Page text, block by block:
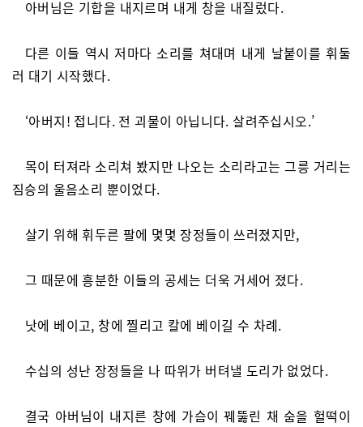
아버님은 기합을 내지르며 내게 창을 내질렀다.
다른 이들 역시 저마다 소리를 쳐대며 내게 날붙이를 휘둘
러 대기 시작했다.
‘아버지! 접니다. 전 괴물이 아닙니다. 살려주십시오.’
목이 터져라 소리쳐 봤지만 나오는 소리라고는 그릉 거리는
짐승의 울음소리 뿐이었다.
살기 위해 휘두른 팔에 몇몇 장정들이 쓰러졌지만,
그 때문에 흥분한 이들의 공세는 더욱 거세어 졌다.
낫에 베이고, 창에 찔리고 칼에 베이길 수 차례.
수십의 성난 장정들을 나 따위가 버텨낼 도리가 없었다.
결국 아버님이 내지른 창에 가슴이 꿰뚫린 채 숨을 헐떡이